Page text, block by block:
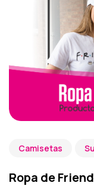
Camisetas
Ropa de